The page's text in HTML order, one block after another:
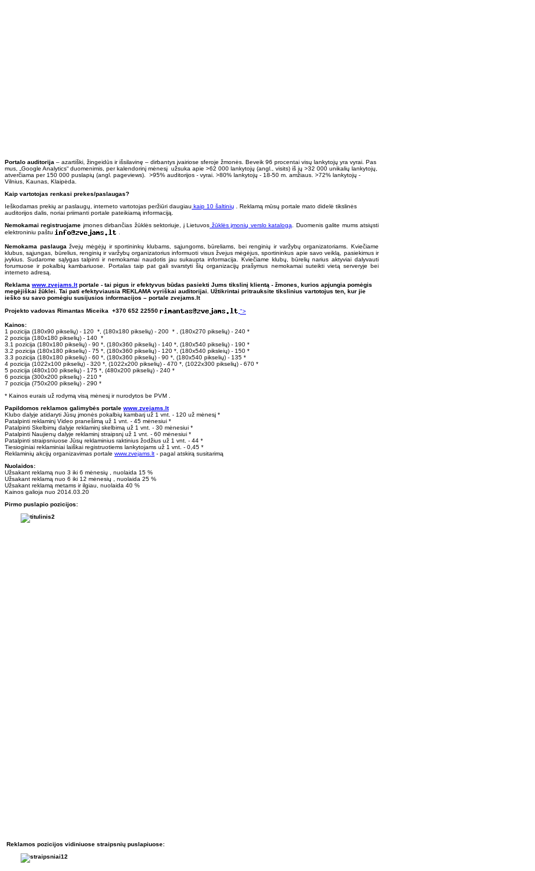
Portalo auditorija – azartiški, žingeidūs ir išsilavinę – dirbantys įvairiose sferoje žmonės. Beveik 96 procentai visų lankytojų yra vyrai. Pas
mus, „Google Analytics“ duomenimis, per kalendorinį mėnesį užsuka apie >62 000 lankytojų (angl., visits) iš jų >32 000 unikalių lankytojų,
atverčiama per 150 000 puslapių (angl. pageviews). >95% auditorijos - vyrai. >80% lankytojų - 18-50 m. amžiaus. >72% lankytojų -
Vilnius, Kaunas, Klaipėda.
Kaip vartotojas renkasi prekes/paslaugas?
Ieškodamas prekių ar paslaugų, interneto vartotojas peržiūri daugiau kaip 10 šaltinių . Reklamą mūsų portale mato didelė tikslinės
auditorijos dalis, noriai priimanti portale pateikiamą informaciją.
Nemokamai registruojame įmones dirbančias žūklės sektoriuje, į Lietuvos žūklės įmonių verslo katalogą
. Duomenis galite mums atsiųsti
elektroniniu paštu
Nemokama paslauga žvejų mėgėjų ir sportininkų klubams, sąjungoms, būreliams, bei renginių ir varžybų organizatoriams. Kviečiame
klubus, sąjungas, būrelius, renginių ir varžybų organizatorius informuoti visus žvejus mėgėjus, sportininkus apie savo veiklą, pasiekimus ir
įvykius. Sudarome sąlygas talpinti ir nemokamai naudotis jau sukaupta informacija. Kviečiame klubų, būrelių narius aktyviai dalyvauti
forumuose ir pokalbių kambariuose. Portalas taip pat gali svarstyti šių organizacijų prašymus nemokamai suteikti vietą serveryje bei
interneto adresą.
Reklama www.zvejams.ltportale - tai pigus ir efektyvus būdas pasiekti Jums tikslinį klientą - žmones, kurios apjungia pomėgis
megėjiškai žūklei. Tai pati efektyviausia REKLAMA vyriškai auditorijai. Užtikrintai pritrauksite tikslinius vartotojus ten, kur jie
ieško su savo pomėgiu susijusios informacijos – portale zvejams.lt
Projekto vadovas Rimantas Miceika +370 652 22550 ">
Kainos:
1 pozicija (180x90 pikselių) - 120 *, (180x180 pikselių) - 200 * , (180x270 pikselių) - 240 *
2 pozicija (180x180 pikselių) - 140 *
3.1 pozicija (180x180 pikselių) - 90 *, (180x360 pikselių) - 140 *, (180x540 pikselių) - 190 *
3.2 pozicija (180x180 pikselių) - 75 *, (180x360 pikselių) - 120 *, (180x540 piksleių) - 150 *
3.3 pozicija (180x180 pikselių) - 60 *, (180x360 pikselių) - 90 *, (180x540 pikselių) - 135 *
4 pozicija (1022x100 pikselių) - 320 *, (1022x200 pikselių) - 470 *, (1022x300 pikselių) - 670 *
5 pozicija (480x100 pikselių) - 175 *, (480x200 pikselių) - 240 *
6 pozicija (300x200 pikselių) - 210 *
7 pozicija (750x200 pikselių) - 290 *
* Kainos eurais už rodymą visą mėnesį ir nurodytos be PVM .
Papildomos reklamos galimybės portale www.zvejams.lt
Klubo dalyje atidaryti Jūsų įmonės pokalbių kambarį už 1 vnt. - 120 už mėnesį *
Patalpinti reklaminį Video pranešimą už 1 vnt. - 45 mėnesiui *
Patalpinti Skelbimų dalyje reklaminį skelbimą už 1 vnt. - 30 mėnesiui *
Patalpinti Naujienų dalyje reklaminį straipsnį už 1 vnt. - 60 mėnesiui *
Patalpinti straipsniuose Jūsų reklaminius raktinius žodžius už 1 vnt. - 44 *
Tiesioginiai reklaminiai laiškai registruotiems lankytojams už 1 vnt. - 0,45 *
Reklaminių akcijų organizavimas portale www.zvejams.lt - pagal atskirą susitarimą
Nuolaidos:
Užsakant reklamą nuo 3 iki 6 mėnesių , nuolaida 15 %
Užsakant reklamą nuo 6 iki 12 mėnesių , nuolaida 25 %
Užsakant reklamą metams ir ilgiau, nuolaida 40 %
Kainos galioja nuo 2014.03.20
Pirmo puslapio pozicijos:
Reklamos pozicijos vidiniuose straipsnių puslapiuose: